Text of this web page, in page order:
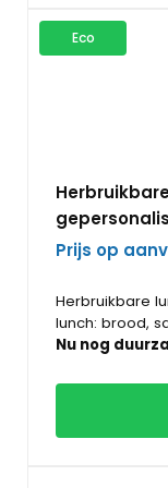
het handvat.
Eco
Prijs op
Herbruikbare
lunch: brood,
Nu nog
Als een
voor in je tas,
onderweg zijn